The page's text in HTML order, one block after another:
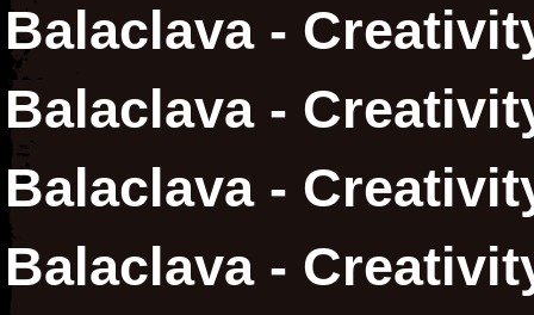
Balaclava -
Balaclava -
Balaclava -
Balaclava -